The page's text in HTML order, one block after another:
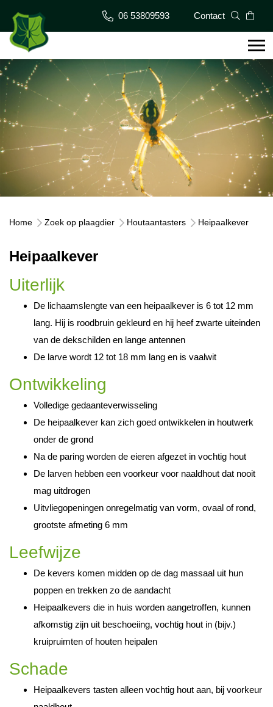
06 53809593 Contact
Home Zoek op plaagdier Houtaantasters Heipaalkever
Heipaalkever
Uiterlijk
De lichaamslengte van een heipaalkever is 6 tot 12 mm
lang. Hij is roodbruin gekleurd en hij heef zwarte uiteinden
van de dekschilden en lange antennen
De larve wordt 12 tot 18 mm lang en is vaalwit
Ontwikkeling
Volledige gedaanteverwisseling
De heipaalkever kan zich goed ontwikkelen in houtwerk
onder de grond
Na de paring worden de eieren afgezet in vochtig hout
De larven hebben een voorkeur voor naaldhout dat nooit
mag uitdrogen
Uitvliegopeningen onregelmatig van vorm, ovaal of rond,
grootste afmeting 6 mm
Leefwijze
De kevers komen midden op de dag massaal uit hun
poppen en trekken zo de aandacht
Heipaalkevers die in huis worden aangetroffen, kunnen
afkomstig zijn uit beschoeiing, vochtig hout in (bijv.)
kruipruimten of houten heipalen
Schade
Heipaalkevers tasten alleen vochtig hout aan, bij voorkeur